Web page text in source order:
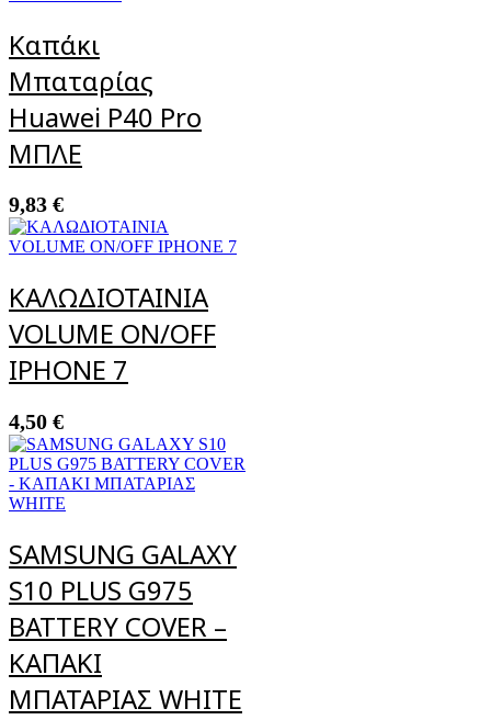
Καπάκι
Μπαταρίας
Huawei P40 Pro
ΜΠΛΕ
9,83 €
ΚΑΛΩΔΙΟΤΑΙΝΙΑ
VOLUME ON/OFF
IPHONE 7
4,50 €
SAMSUNG GALAXY
S10 PLUS G975
BATTERY COVER –
ΚΑΠΑΚΙ
ΜΠΑΤΑΡΙΑΣ WHITE